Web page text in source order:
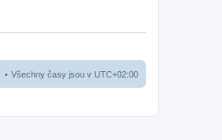
Všechny časy jsou v UTC+02:00